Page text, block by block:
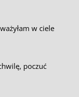
w ciele
poczuć